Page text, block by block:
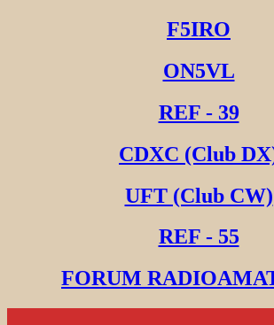
F5IRO
ON5VL
REF - 39
CDXC (Club
UFT (Club CW)
REF - 55
FORUM